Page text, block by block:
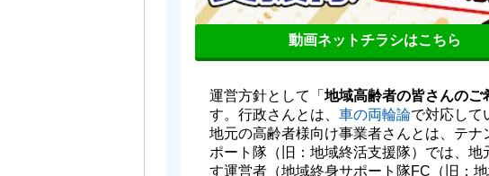
動画ネットチラシはこちら
運営方針として「 地域高齢者の皆さんのご
す。行政さんとは、 車の両輪論で対応して
地元の高齢者様向け事業者さんとは、テ
ポート隊（旧：地域終活支援隊）では、
す運営者（地域終身サポート隊FC（旧：